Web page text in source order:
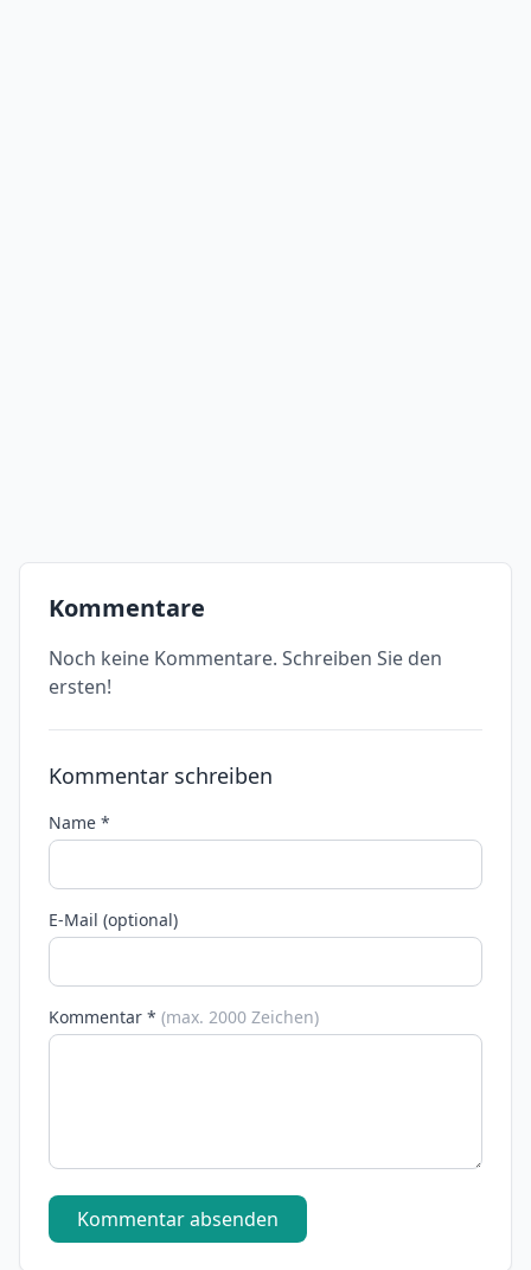
Kommentare
Noch keine Kommentare. Schreiben Sie den
ersten!
Kommentar schreiben
Name *
E-Mail (optional)
Kommentar * (max. 2000 Zeichen)
Kommentar absenden